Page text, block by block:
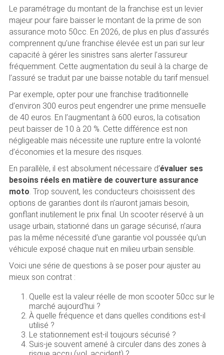
Le paramétrage du montant de la franchise est un levier
majeur pour faire baisser le montant de la prime de son
assurance moto 50cc. En 2026, de plus en plus d’assurés
comprennent qu’une franchise élevée est un pari sur leur
capacité à gérer les sinistres sans alerter l’assureur
fréquemment. Cette augmentation du seuil à la charge de
l’assuré se traduit par une baisse notable du tarif mensuel.
Par exemple, opter pour une franchise traditionnelle
d’environ 300 euros peut engendrer une prime mensuelle
de 40 euros. En l’augmentant à 600 euros, la cotisation
peut baisser de 10 à 20 %. Cette différence est non
négligeable mais nécessite une rupture entre la volonté
d’économies et la mesure des risques.
En parallèle, il est absolument nécessaire d’évaluer ses
besoins réels en matière de couverture assurance
moto . Trop souvent, les conducteurs choisissent des
options de garanties dont ils n’auront jamais besoin,
gonflant inutilement le prix final. Un scooter réservé à un
usage urbain, stationné dans un garage sécurisé, n’aura
pas la même nécessité d’une garantie vol poussée qu’un
véhicule exposé chaque nuit en milieu urbain sensible.
Voici une série de questions à se poser pour ajuster au
mieux son contrat :
Quelle est la valeur réelle de mon scooter 50cc sur le
marché aujourd’hui ?
À quelle fréquence et dans quelles conditions est-il
utilisé ?
Le stationnement est-il toujours sécurisé ?
Suis-je souvent amené à circuler dans des zones à